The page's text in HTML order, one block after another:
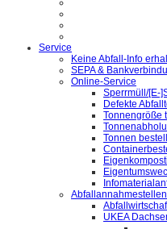
Service
Keine Abfall-Info
SEPA &
Online-Service
Sperrmüll/[E-
Defekte
Tonnengröße
Tonnen
Abfallannahmestellen
UKEA